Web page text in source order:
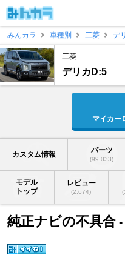
みんカラ
車種別 三菱 デ
三菱
デリカD:5
マイカー
カスタム情報 パーツ
(99,033)
モデル
トップ
レビュー
(2,674)
純正ナビの不具合-